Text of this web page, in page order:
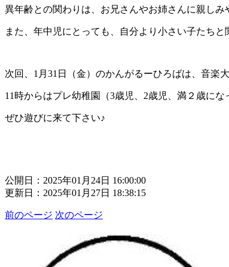
異年齢との関わりは、お兄さんやお姉さんに親しみ
また、年中児にとっても、自分より小さい子たち
次回、1月31日（金）のかんがるーひろばは、音楽
11時からはプレ幼稚園（3歳児、2歳児、満２歳に
ぜひ遊びに来て下さい♪
公開日：2025年01月24日 16:00:00
更新日：2025年01月27日 18:38:15
前のページ 次のページ